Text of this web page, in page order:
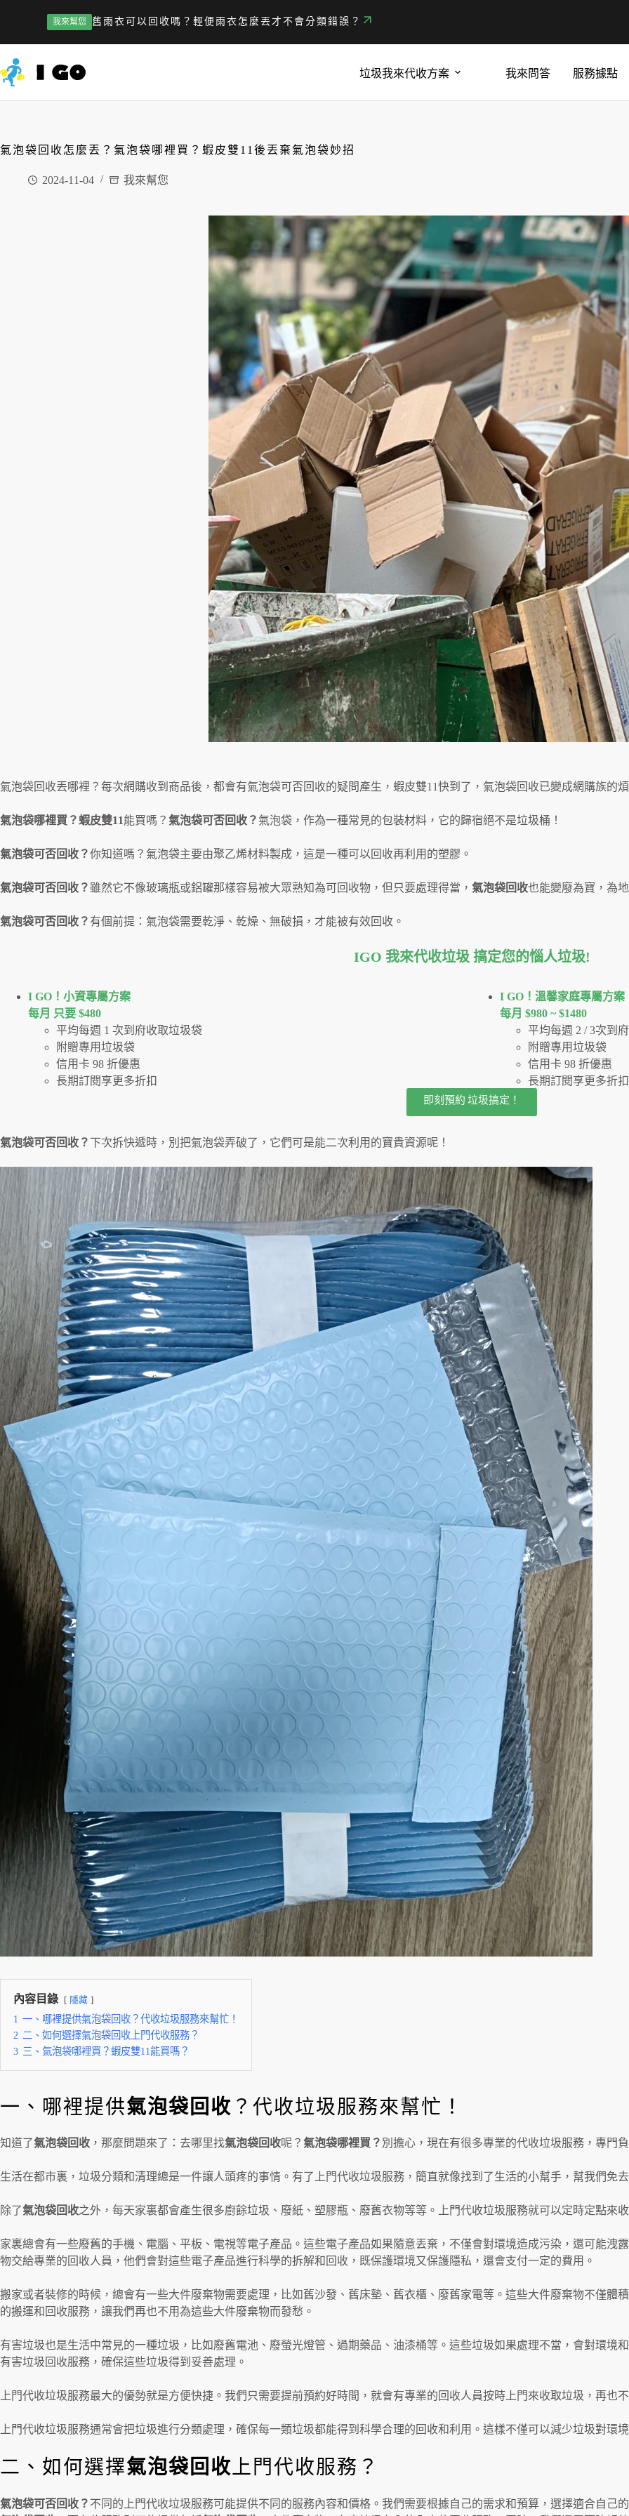
我來幫您 舊雨衣可以回收嗎？輕便雨衣怎麼丟才不會分類錯誤？
垃圾我來代收方案 我來問答 服務據點
氣泡袋回收怎麼丟？氣泡袋哪裡買？蝦皮雙11後丟棄氣泡袋妙招
2024-11-04 我來幫您
氣泡袋回收丟哪裡？每次網購收到商品後，都會有氣泡袋可否回收的疑問產生，蝦皮雙11快到了，氣泡袋回收已變成網購族的
氣泡袋哪裡買？蝦皮雙11能買嗎？ 氣泡袋可否回收？ 氣泡袋，作為一種常見的包裝材料，它的歸宿絕不是垃圾桶！
氣泡袋可否回收？你知道嗎？氣泡袋主要由聚乙烯材料製成，這是一種可以回收再利用的塑膠。
氣泡袋可否回收？ 雖然它不像玻璃瓶或鋁罐那樣容易被大眾熟知為可回收物，但只要處理得當， 氣泡袋回收也能變廢為寶，為
氣泡袋可否回收？ 有個前提：氣泡袋需要乾淨、乾燥、無破損，才能被有效回收。
IGO 我來代收垃圾 搞定您的惱人垃圾!
I GO！⼩資專屬⽅案
每月 只要 $480
平均每週 1 次到府收取垃圾袋
附贈專用垃圾袋
信用卡 98 折優惠
長期訂閱享更多折扣
I GO！溫馨家庭專屬方案
每月 $980 ~ $1480
平均每週 2 / 3次到
附贈專用垃圾袋
信用卡 98 折優惠
長期訂閱享更多折扣
即刻預約 垃圾搞定！
氣泡袋可否回收？ 下次拆快遞時，別把氣泡袋弄破了，它們可是能二次利用的寶貴資源呢！
內容目錄 隱藏
1 一、哪裡提供氣泡袋回收？代收垃圾服務來幫忙！
2 二、如何選擇氣泡袋回收上門代收服務？
3 三、氣泡袋哪裡買？蝦皮雙11能買嗎？
一、哪裡提供氣泡袋回收 ？代收垃圾服務來幫忙！
知道了氣泡袋回收 ，那麼問題來了：去哪里找氣泡袋回收呢？ 氣泡袋哪裡買？ 別擔心，現在有很多專業的代收垃圾服務，專門
生活在都市裏，垃圾分類和清理總是一件讓人頭疼的事情。有了上門代收垃圾服務，簡直就像找到了生活的小幫手，幫我們免去
除了氣泡袋回收之外，每天家裏都會產生很多廚餘垃圾、廢紙、塑膠瓶、廢舊衣物等等。上門代收垃圾服務就可以定時定點來
家裏總會有一些廢舊的手機、電腦、平板、電視等電子產品。這些電子產品如果隨意丟棄，不僅會對環境造成污染，還可能洩
物交給專業的回收人員，他們會對這些電子產品進行科學的拆解和回收，既保護環境又保護隱私，還會支付一定的費用。
搬家或者裝修的時候，總會有一些大件廢棄物需要處理，比如舊沙發、舊床墊、舊衣櫃、廢舊家電等。這些大件廢棄物不僅體
的搬運和回收服務，讓我們再也不用為這些大件廢棄物而發愁。
有害垃圾也是生活中常見的一種垃圾，比如廢舊電池、廢螢光燈管、過期藥品、油漆桶等。這些垃圾如果處理不當，會對環境
有害垃圾回收服務，確保這些垃圾得到妥善處理。
上門代收垃圾服務最大的優勢就是方便快捷。我們只需要提前預約好時間，就會有專業的回收人員按時上門來收取垃圾，再也
上門代收垃圾服務通常會把垃圾進行分類處理，確保每一類垃圾都能得到科學合理的回收和利用。這樣不僅可以減少垃圾對環
二、如何選擇氣泡袋回收上門代收服務？
氣泡袋可否回收？ 不同的上門代收垃圾服務可能提供不同的服務內容和價格。我們需要根據自己的需求和預算，選擇適合自己